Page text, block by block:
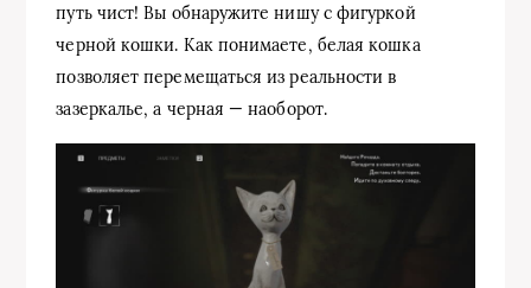
путь чист! Вы обнаружите нишу с фигуркой
черной кошки. Как понимаете, белая кошка
позволяет перемещаться из реальности в
зазеркалье, а черная — наоборот.